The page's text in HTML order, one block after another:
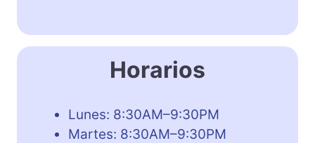
Horarios
Lunes: 8:30AM–9:30PM
Martes: 8:30AM–9:30PM